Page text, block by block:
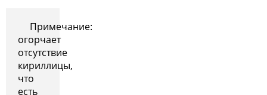
Примечание:
огорчает
отсутствие
кириллицы,
что
есть